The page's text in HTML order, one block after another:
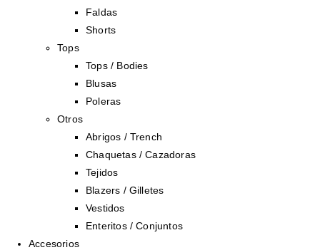
Faldas
Shorts
Tops
Tops / Bodies
Blusas
Poleras
Otros
Abrigos / Trench
Chaquetas / Cazadoras
Tejidos
Blazers / Gilletes
Vestidos
Enteritos / Conjuntos
Accesorios